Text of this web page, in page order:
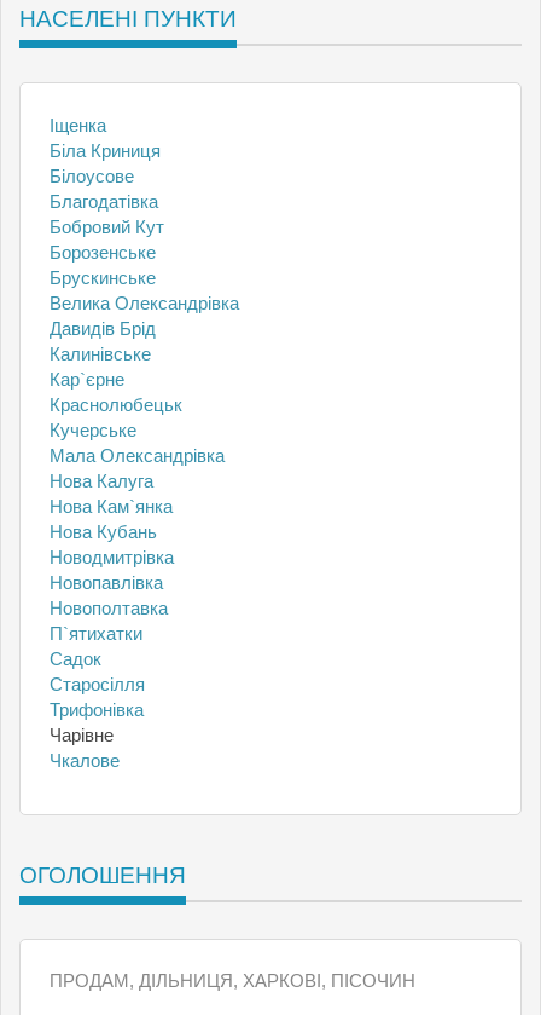
НАСЕЛЕНІ ПУНКТИ
Іщенка
Біла Криниця
Білоусове
Благодатівка
Бобровий Кут
Борозенське
Брускинське
Велика Олександрівка
Давидів Брід
Калинівське
Кар`єрне
Краснолюбецьк
Кучерське
Мала Олександрівка
Нова Калуга
Нова Кам`янка
Нова Кубань
Новодмитрівка
Новопавлівка
Новополтавка
П`ятихатки
Садок
Старосілля
Трифонівка
Чарівне
Чкалове
ОГОЛОШЕННЯ
ПРОДАМ, ДІЛЬНИЦЯ, ХАРКОВІ, ПІСОЧИН